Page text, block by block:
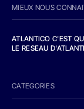
MIEUX NOUS
ATLANTICO C'EST
LE RESEAU
CATEGORIES